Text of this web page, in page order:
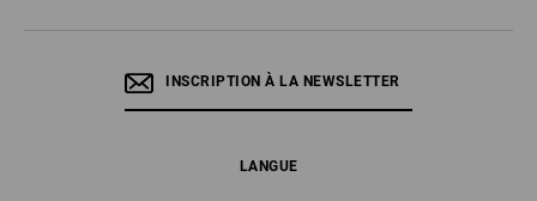
INSCRIPTION À LA NEWSLETTER
LANGUE